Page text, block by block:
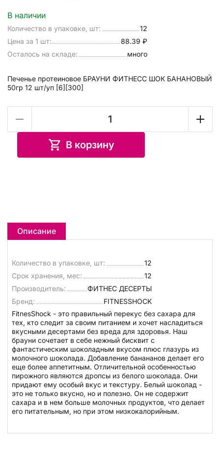
В наличии
Количество в упаковке, шт:
12
Цена за 1 шт:
88.39 ₽
Осталось на складе:
много
Печенье протеиновое БРАУНИ ФИТНЕСС ШОК БАНАНОВЫЙ
50гр 12 шт/уп [6][300]
В корзину
Описание
Количество в упаковке, шт:
12
Срок хранения, мес:
12
Производитель:
ФИТНЕС ДЕСЕРТЫ
Бренд:
FITNESSHOCK
FitnesShock - это правильный перекус без сахара для
тех, кто следит за своим питанием и хочет насладиться
вкусными десертами без вреда для здоровья. Наш
брауни сочетает в себе нежный бисквит с
фантастическим шоколадным вкусом плюс глазурь из
молочного шоколада. Добавление банананов делает его
еще более аппетитным. Отличительной особенностью
пирожного являются дропсы из белого шоколада. Они
придают ему особый вкус и текстуру. Белый шоколад -
это не только вкусно, но и полезно. Он не содержит
сахара и в нем больше молочных продуктов, что делает
его питательным, но при этом низкокалорийным.